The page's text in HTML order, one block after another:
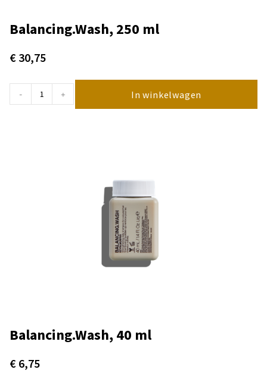
Balancing.Wash, 250 ml
€ 30,75
- + In winkelwagen
Balancing.Wash, 40 ml
€ 6,75